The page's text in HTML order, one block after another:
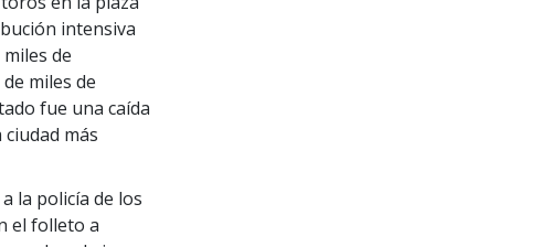
intensiva
de
miles de
fue una caída
más
la policía de los
el folleto a